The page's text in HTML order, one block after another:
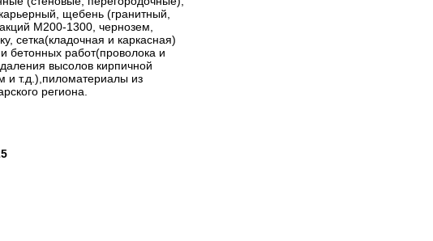
щебень (гранитный,
М200-1300, чернозем,
сетка(кладочная и каркасная)
бетонных работ(проволока и
высолов кирпичной
и т.д.),пиломатериалы из
региона.